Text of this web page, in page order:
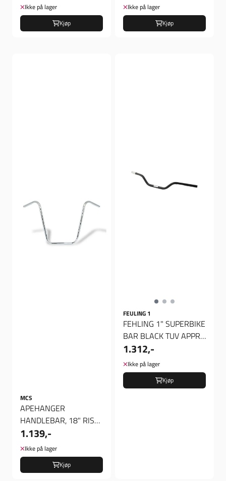
Ikke på lager
Kjøp
Ikke på lager
Kjøp
MCS
APEHANGER
HANDLEBAR, 18" RISE,
1" CHROME.
1.139,-
Ikke på lager
Kjøp
FEULING 1
FEHLING 1" SUPERBIKE
BAR BLACK TUV APPR,
Styre
1.312,-
Ikke på lager
Kjøp